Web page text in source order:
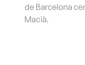
de Barcelona
Macià.